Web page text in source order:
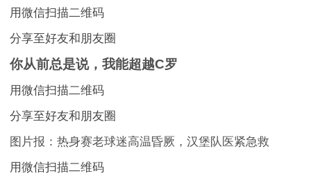
用微信扫描二维码
分享至好友和朋友圈
你从前总是说，我能超越C罗
用微信扫描二维码
分享至好友和朋友圈
图片报：热身赛老球迷高温昏厥，汉堡队医紧急救
用微信扫描二维码